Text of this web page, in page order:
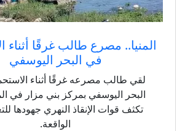
المنيا.. مصرع طالب غرقًا أثناء
في البحر اليوسفي
لقي طالب مصرعه غرقًا أثناء
البحر اليوسفي بمركز بني مزار في
تكثف قوات الإنقاذ النهري جهودها
الواقعة.